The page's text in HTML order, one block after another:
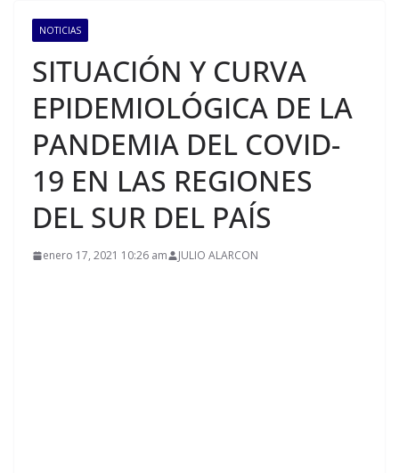
NOTICIAS
SITUACIÓN Y CURVA
EPIDEMIOLÓGICA DE LA
PANDEMIA DEL COVID-
19 EN LAS REGIONES
DEL SUR DEL PAÍS
enero 17, 2021 10:26 am JULIO ALARCON